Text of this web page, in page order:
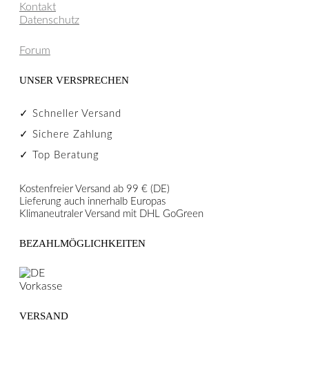
Kontakt
Datenschutz
Forum
UNSER VERSPRECHEN
✓ Schneller Versand
✓ Sichere Zahlung
✓ Top Beratung
Kostenfreier Versand ab 99 € (DE)
Lieferung auch innerhalb Europas
Klimaneutraler Versand mit DHL GoGreen
BEZAHLMÖGLICHKEITEN
VERSAND